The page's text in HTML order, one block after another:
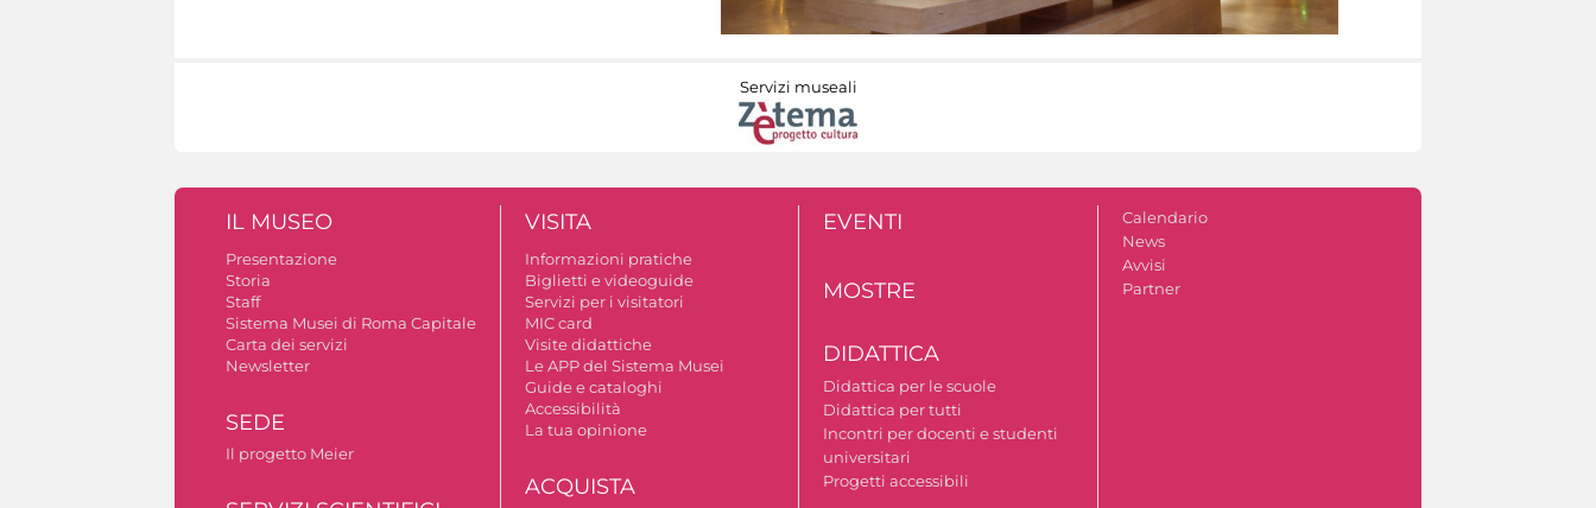
Servizi museali
IL MUSEO
Presentazione
Storia
Staff
Sistema Musei di Roma Capitale
Carta dei servizi
Newsletter
SEDE
Il progetto Meier
VISITA
Informazioni pratiche
Biglietti e videoguide
Servizi per i visitatori
MIC card
Visite didattiche
Le APP del Sistema Musei
Guide e cataloghi
Accessibilità
La tua opinione
ACQUISTA
EVENTI
MOSTRE
DIDATTICA
Didattica per le scuole
Didattica per tutti
Incontri per docenti e studenti
universitari
Progetti accessibili
Calendario
News
Avvisi
Partner